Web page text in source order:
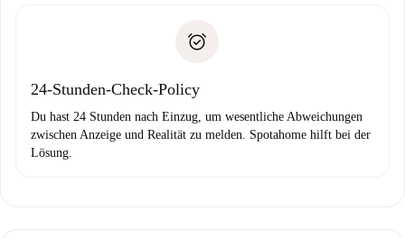
24-Stunden-Check-Policy
Du hast 24 Stunden nach Einzug, um wesentliche Abweichungen
zwischen Anzeige und Realität zu melden. Spotahome hilft bei der
Lösung.